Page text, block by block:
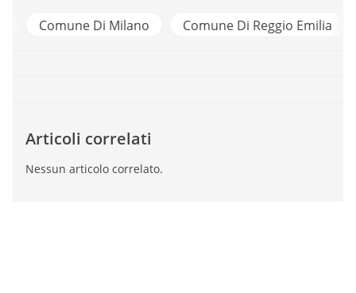
Comune Di Milano Comune Di Reggio Emilia
Articoli correlati
Nessun articolo correlato.